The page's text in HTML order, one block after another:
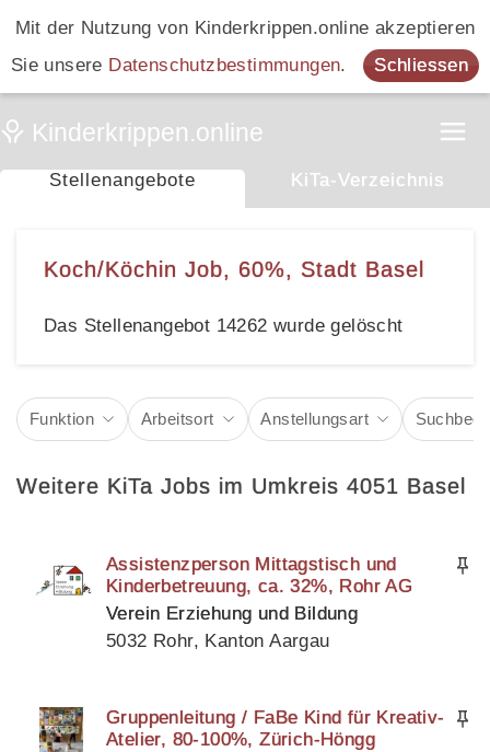
Mit der Nutzung von Kinderkrippen.online akzeptieren
Sie unsere Datenschutzbestimmungen. Schliessen
Stellenangebote KiTa-Verzeichnis
Koch/Köchin Job, 60%, Stadt Basel
Das Stellenangebot 14262 wurde gelöscht
Funktion Arbeitsort Anstellungsart
Weitere KiTa Jobs im Umkreis 4051 Basel
Assistenzperson Mittagstisch und
Kinderbetreuung, ca. 32%, Rohr AG
Verein Erziehung und Bildung
5032 Rohr, Kanton Aargau
Gruppenleitung / FaBe Kind für Kreativ-
Atelier, 80-100%, Zürich-Höngg